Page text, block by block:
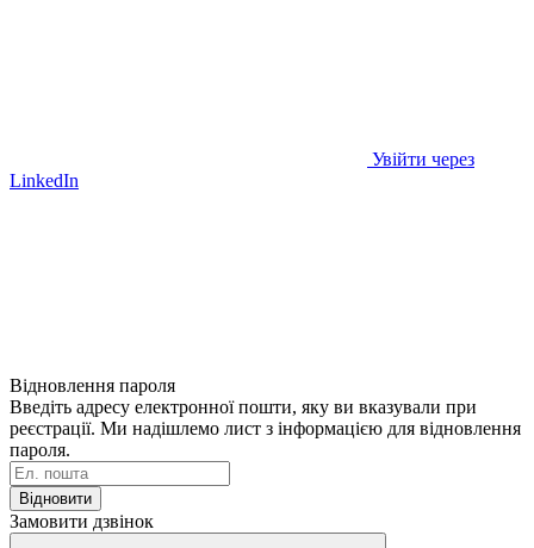
Увійти через
LinkedIn
Відновлення пароля
Введіть адресу електронної пошти, яку ви вказували при
реєстрації. Ми надішлемо лист з інформацією для відновлення
пароля.
Відновити
Замовити дзвінок